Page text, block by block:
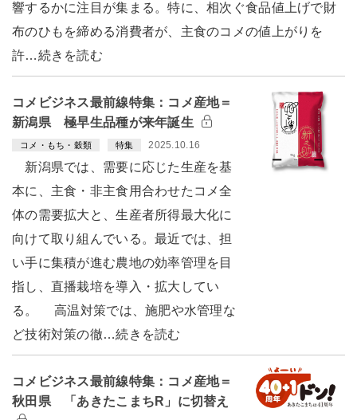
響するかに注目が集まる。特に、相次ぐ食品値上げで財
布のひもを締める消費者が、主食のコメの値上がりを
許…続きを読む
コメビジネス最前線特集：コメ産地＝
新潟県 極早生品種が来年誕生
コメ・もち・穀類 特集 2025.10.16
新潟県では、需要に応じた生産を基
本に、主食・非主食用合わせたコメ全
体の需要拡大と、生産者所得最大化に
向けて取り組んでいる。最近では、担
い手に集積が進む農地の効率管理を目
指し、直播栽培を導入・拡大してい
る。 高温対策では、施肥や水管理な
ど技術対策の徹…続きを読む
コメビジネス最前線特集：コメ産地＝
秋田県 「あきたこまちR」に切替え